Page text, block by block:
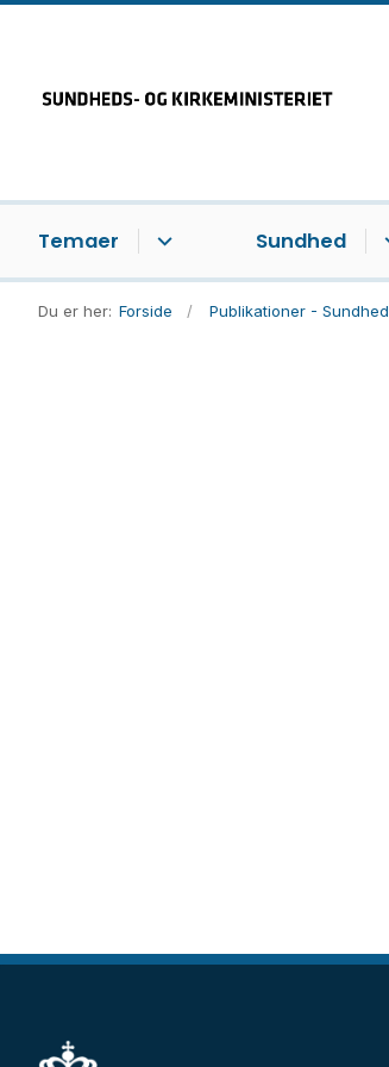
Temaer Sundhed
Du er her: Forside Publikationer - Sundhed